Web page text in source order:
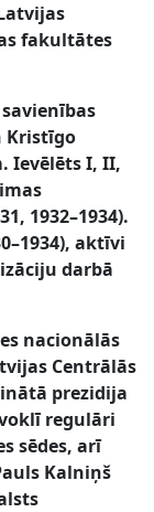
fakultātes
Kristīgo
Ievēlēts I, II,
1932–1934).
aktīvi
darbā
nacionālās
Centrālās
prezidija
regulāri
sēdes, arī
Kalniņš